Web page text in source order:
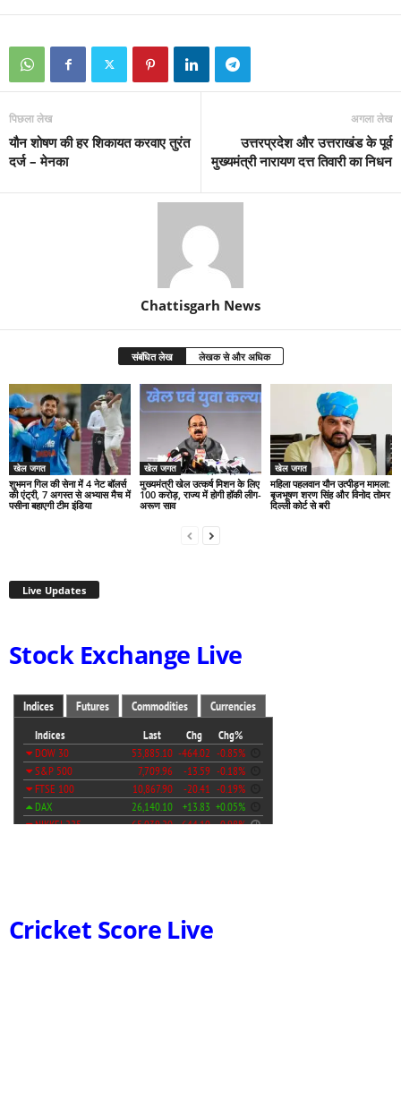
पिछला लेख
यौन शोषण की हर शिकायत करवाए तुरंत
दर्ज – मेनका
अगला लेख
उत्तरप्रदेश और उत्तराखंड के पूर्व
मुख्यमंत्री नारायण दत्त तिवारी का निधन
Chattisgarh News
संबंधित लेख लेखक से और अधिक
खेल जगत
शुभमन गिल की सेना में 4 नेट बॉलर्स
की एंट्री, 7 अगस्त से अभ्यास मैच में
पसीना बहाएगी टीम इंडिया
खेल जगत
मुख्यमंत्री खेल उत्कर्ष मिशन के लिए
100 करोड़, राज्य में होगी हॉकी लीग-
अरूण साव
खेल जगत
महिला पहलवान यौन उत्पीड़न मामला:
बृजभूषण शरण सिंह और विनोद तोमर
दिल्ली कोर्ट से बरी
Live Updates
Stock Exchange Live
Cricket Score Live